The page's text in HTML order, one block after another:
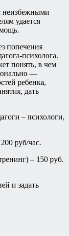
неизбежными
удается
попечения
психолога.
понять, в чем
—
ребенка,
дать
– психологи,
руб/час.
– 150 руб.
и задать